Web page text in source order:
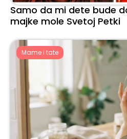
Samo da mi dete bude
majke mole Svetoj Petki
Mame i tate